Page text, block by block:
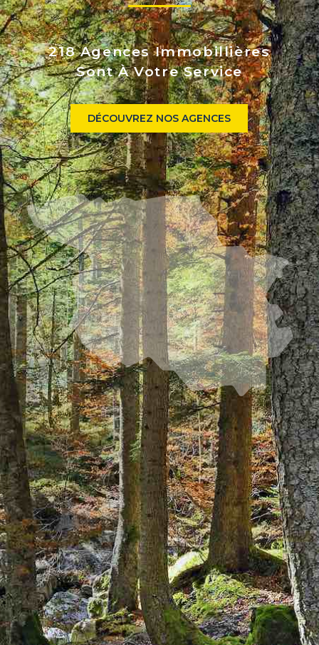
218 Agences Immobillières
Sont À Votre Service
DÉCOUVREZ NOS AGENCES